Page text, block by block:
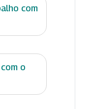
com
o